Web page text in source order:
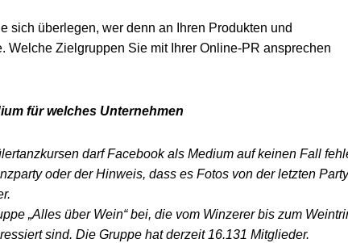
sich überlegen, wer denn an Ihren Produkten und
Welche Zielgruppen Sie mit Ihrer Online-PR ansprechen
für welches Unternehmen
darf Facebook als Medium auf keinen Fall
oder der Hinweis, dass es Fotos von der letzten Party
„Alles über Wein“ bei, die vom Winzerer bis zum
sind. Die Gruppe hat derzeit 16.131 Mitglieder.